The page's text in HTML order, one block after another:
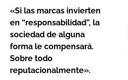
«Si las marcas invierten
en “responsabilidad”, la
sociedad de alguna
forma le compensará.
Sobre todo
reputacionalmente».